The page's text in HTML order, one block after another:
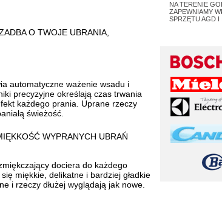
O TWOJE UBRANIA,
automatyczne ważenie wsadu i
precyzyjne określają czas trwania
każdego prania. Uprane rzeczy
świeżość.
WYPRANYCH UBRAŃ
dociera do każdego
miękkie, delikatne i bardziej gładkie
i rzeczy dłużej wyglądają jak nowe.
NA TERENIE
ZAPEWNIAMY
SPRZĘTU AGD I